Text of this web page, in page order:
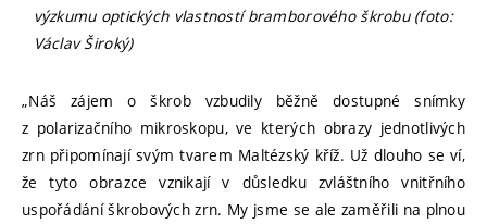
výzkumu optických vlastností bramborového škrobu (foto:
Václav Široký)
„Náš zájem o škrob vzbudily běžně dostupné snímky
z polarizačního mikroskopu, ve kterých obrazy jednotlivých
zrn připomínají svým tvarem Maltézský kříž. Už dlouho se ví,
že tyto obrazce vznikají v důsledku zvláštního vnitřního
uspořádání škrobových zrn. My jsme se ale zaměřili na plnou